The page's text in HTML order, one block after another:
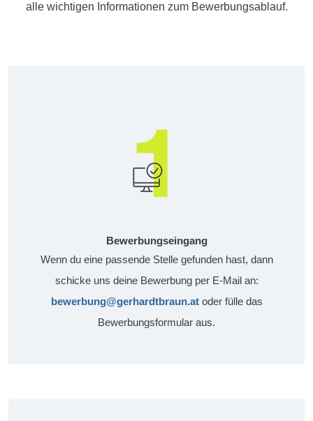
alle wichtigen Informationen zum Bewerbungsablauf.
Bewerbungseingang
Wenn du eine passende Stelle gefunden hast, dann
schicke uns deine Bewerbung per E-Mail an:
bewerbung@gerhardtbraun.atoder fülle das
Bewerbungsformular aus.